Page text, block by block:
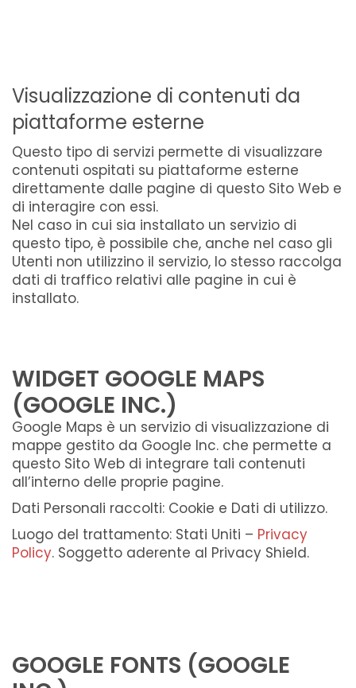
Visualizzazione di contenuti da
piattaforme esterne
Questo tipo di servizi permette di visualizzare
contenuti ospitati su piattaforme esterne
direttamente dalle pagine di questo Sito Web e
di interagire con essi.
Nel caso in cui sia installato un servizio di
questo tipo, è possibile che, anche nel caso gli
Utenti non utilizzino il servizio, lo stesso raccolga
dati di traffico relativi alle pagine in cui è
installato.
WIDGET GOOGLE MAPS
(GOOGLE INC.)
Google Maps è un servizio di visualizzazione di
mappe gestito da Google Inc. che permette a
questo Sito Web di integrare tali contenuti
all’interno delle proprie pagine.
Dati Personali raccolti: Cookie e Dati di utilizzo.
Luogo del trattamento: Stati Uniti – Privacy
Policy. Soggetto aderente al Privacy Shield.
GOOGLE FONTS (GOOGLE